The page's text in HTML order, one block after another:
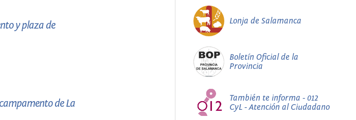
y plaza de
de La
Lonja de Salamanca
Boletín Oficial de la
Provincia
También te informa - 012
CyL - Atención al Ciudadano